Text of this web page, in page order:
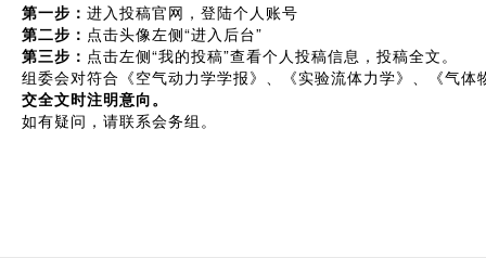
第一步： 进入投稿官网，登陆个人账号
第二步： 点击头像左侧“进入后台”
第三步： 点击左侧“我的投稿”查看个人投稿信息，投稿全文。
组委会对符合《空气动力学学报》、《实验流体力学》、《气
交全文时注明意向。
如有疑问，请联系会务组。